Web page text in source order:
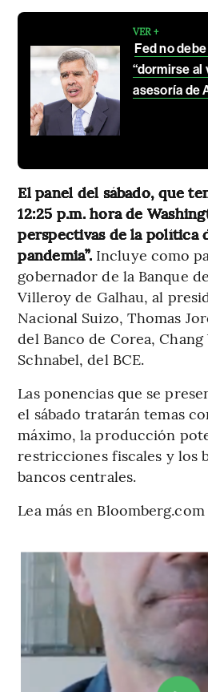
VER +
Fed no
“dormirse al
asesoría de
El panel del sábado, que
12:25 p.m. hora de
perspectivas de la política
pandemia”. Incluye como
gobernador de la Banque
Villeroy de Galhau, al
Nacional Suizo, Thomas
del Banco de Corea, Chang
Schnabel, del BCE.
Las ponencias que se
el sábado tratarán temas
máximo, la producción
restricciones fiscales y los
bancos centrales.
Lea más en Bloomberg.com